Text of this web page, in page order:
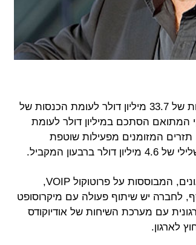
את הרבעון השני סיימה החברה עם הכנסות של 33.7 מיליון דולר לעומת הכנסות של
המתואם הסתכם במיליון דולר לעומת
תזרים המזומנים מפעילות שוטפת
אודיוקודס מפתחת מערכות תקשורת לארגונים, המבוססות על פרוטוקול VOIP,
לחברה יש שיתוף פעולה עם מיקרוסופט
עם מערכת השיחות של אודיוקודס
לארגון.